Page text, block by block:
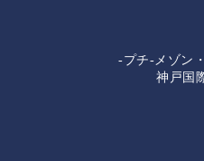
-プチ-メゾン
神戸国